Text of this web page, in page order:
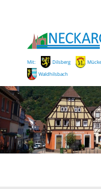
Mit: Dilsberg
Waldhilsbach